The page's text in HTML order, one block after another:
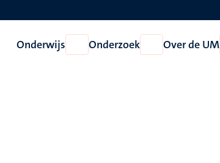
Onderwijs
Open
Onderwijs
Onderzoek
Open
Onderzoek
Over de UM